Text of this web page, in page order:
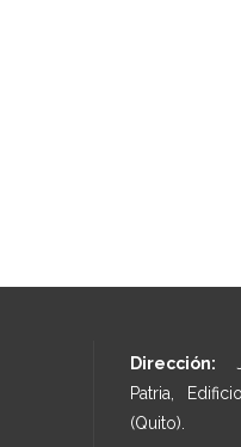
Dirección:
Patria,
(Quito).